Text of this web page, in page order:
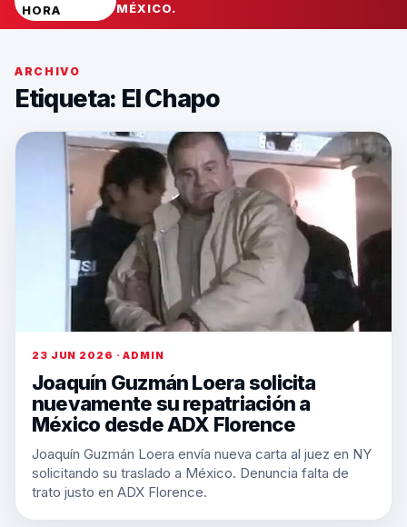
HORA
MÉXICO.
ARCHIVO
Etiqueta: El Chapo
23 JUN 2026 · ADMIN
Joaquín Guzmán Loera solicita
nuevamente su repatriación a
México desde ADX Florence
Joaquín Guzmán Loera envía nueva carta al juez en NY
solicitando su traslado a México. Denuncia falta de
trato justo en ADX Florence.